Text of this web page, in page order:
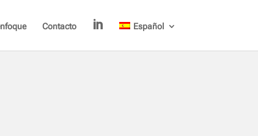
Contacto Español